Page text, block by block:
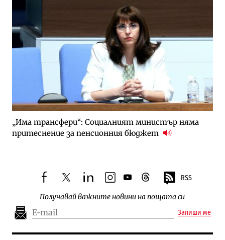
„Има трансфери“: Социалният министър няма
притеснение за пенсионния бюджет
facebooktwitterlinkedininstagram
youtubethreads RSS
Получавай важните новини на пощата си
Запиши ме